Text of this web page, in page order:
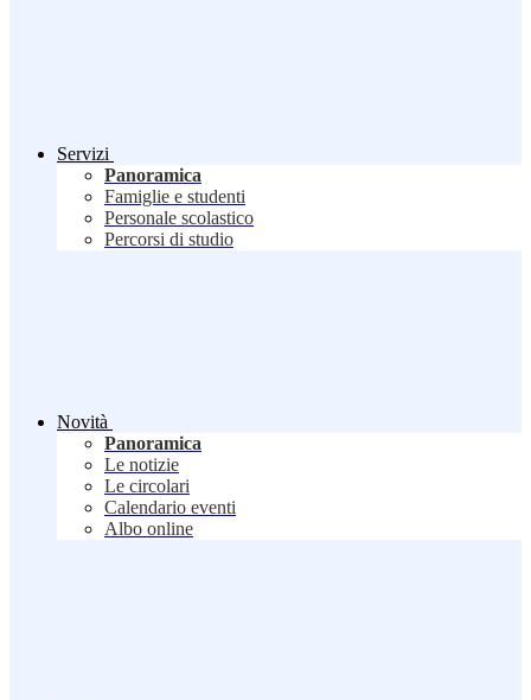
Servizi
Panoramica
Famiglie e studenti
Personale scolastico
Percorsi di studio
Novità
Panoramica
Le notizie
Le circolari
Calendario eventi
Albo online